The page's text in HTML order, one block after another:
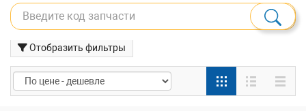
Отобразить фильтры